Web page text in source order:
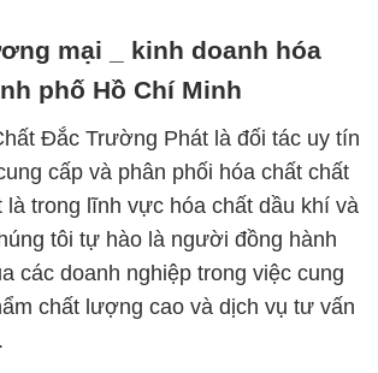
mại _ kinh doanh hóa
phố Hồ Chí Minh
Đắc Trường Phát là đối tác uy tín
cấp và phân phối hóa chất chất
là trong lĩnh vực hóa chất dầu khí và
tôi tự hào là người đồng hành
các doanh nghiệp trong việc cung
chất lượng cao và dịch vụ tư vấn